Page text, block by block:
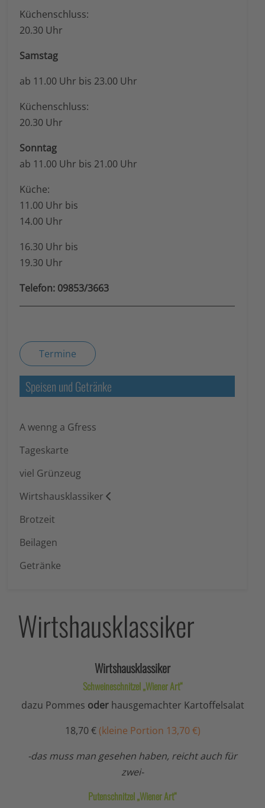
Küchenschluss:
20.30 Uhr
Samstag
ab 11.00 Uhr bis 23.00 Uhr
Küchenschluss:
20.30 Uhr
Sonntag
ab 11.00 Uhr bis 21.00 Uhr
Küche:
11.00 Uhr bis
14.00 Uhr
16.30 Uhr bis
19.30 Uhr
Telefon: 09853/3663
Termine
Speisen und Getränke
A wenng a Gfress
Tageskarte
viel Grünzeug
Wirtshausklassiker
Brotzeit
Beilagen
Getränke
Wirtshausklassiker
Wirtshausklassiker
Schweineschnitzel „Wiener Art“
dazu Pommes oderhausgemachter Kartoffelsalat
18,70 €(kleine Portion 13,70 €)
-das muss man gesehen haben, reicht auch für
zwei-
Putenschnitzel „Wiener Art“